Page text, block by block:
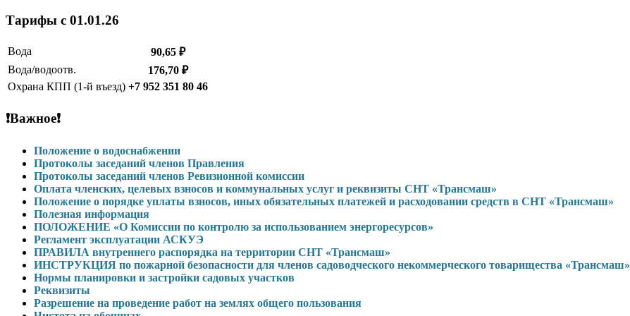
Тарифы c 01.01.26
Вода
90,65 ₽
Вода/водоотв.
176,70 ₽
Охрана КПП (1-й въезд) +7 952 351 80 46
❗Важное❗
Положение о водоснабжении
Протоколы заседаний членов Правления
Протоколы заседаний членов Ревизионной комиссии
Оплата членских, целевых взносов и коммунальных услуг и реквизиты СНТ «Трансмаш»
Положение о порядке уплаты взносов, иных обязательных платежей и расходовании средств в СНТ «Трансмаш»
Полезная информация
ПОЛОЖЕНИЕ «О Комиссии по контролю за использованием энергоресурсов»
Регламент эксплуатации АСКУЭ
ПРАВИЛА внутреннего распорядка на территории СНТ «Трансмаш»
ИНСТРУКЦИЯ по пожарной безопасности для членов садоводческого некоммерческого товарищества «Трансмаш»
Нормы планировки и застройки садовых участков
Реквизиты
Разрешение на проведение работ на землях общего пользования